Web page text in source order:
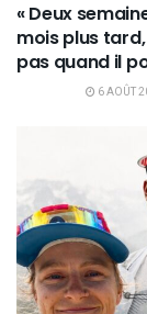
« Deux
mois plus
pas quand il
6 AOÛT